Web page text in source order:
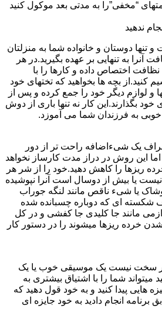
“مخفی”را به مدتی بعد موکول کنید
و تنها دوستان و خانواده شما به منزلتان
آنرا به تنهایی بر عهده بگیرید.در هر
اختصاص داده و کارها را با
کنید.از بچه ها بخواهید که تختهای خود
و لوازم دیگر خود را جمع کرده و پس از
بگذارند.این کار نه تنها باری از دوش
خوبی به فرزندان شما می آموزد.
یک شیءاضافه راحت تر از دور
اما این روش در دراز مدت کارساز نخواهد
ریزها را کاهش دهید.خود را از شر هر
نیست یا بیش از دوسال است آنرا نپوشیده
یا شیء ناقص مانند لنگه جوراب
شکسته ای که دوباره چسبانده شده
مانند جا کلیدی جا کفشی و در کل
خرده ریزها میشوند را در دستور کار
سخت نیست یک موسیقی خوب یا یک
میتواند شما را با اشتیاق بیشتری به
هایی پیدا کنید و به خود قول دهید که
برنامه انجام دادید به خود جایزه ای